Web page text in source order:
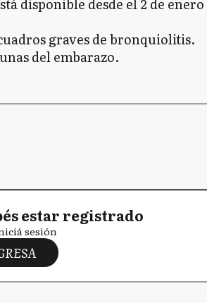
disponible desde el 2 de enero
graves de bronquiolitis.
del embarazo.
estar registrado
sesión